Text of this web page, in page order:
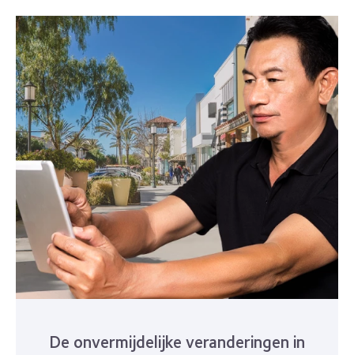
De onvermijdelijke veranderingen in